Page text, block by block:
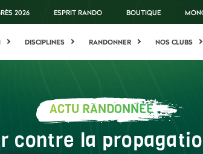
2026 ESPRIT RANDO BOUTIQUE
DISCIPLINES RANDONNER NOS CLUBS
ACTU RANDONNÉE
contre la